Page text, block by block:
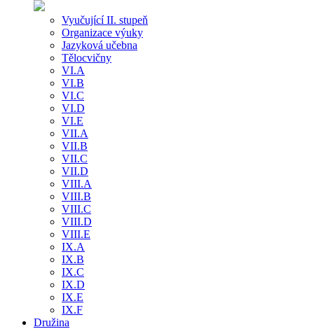
Vyučující II. stupeň
Organizace výuky
Jazyková učebna
Tělocvičny
VI.A
VI.B
VI.C
VI.D
VI.E
VII.A
VII.B
VII.C
VII.D
VIII.A
VIII.B
VIII.C
VIII.D
VIII.E
IX.A
IX.B
IX.C
IX.D
IX.E
IX.F
Družina